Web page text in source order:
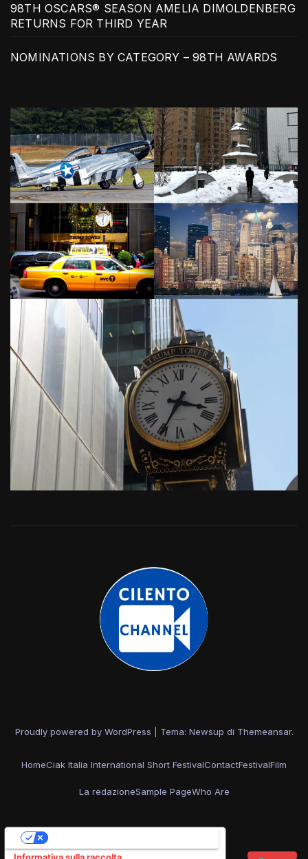
98TH OSCARS® SEASON AMELIA DIMOLDENBERG
RETURNS FOR THIRD YEAR
NOMINATIONS BY CATEGORY – 98TH AWARDS
Proudly powered by WordPress Tema: Newsup di Themeansar.
HomeCiak Italia International Short FestivalContactFestivalFilm
La redazioneSample PageWho Are